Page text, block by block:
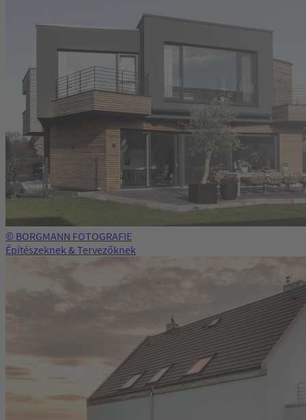
© BORGMANN FOTOGRAFIE
Építészeknek & Tervezőknek